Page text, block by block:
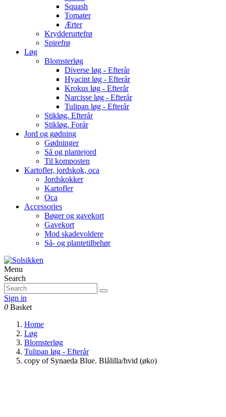
Squash
Tomater
Ærter
Krydderurtefrø
Spirefrø
Løg
Blomsterløg
Diverse løg - Efterår
Hyacint løg - Efterår
Krokus løg - Efterår
Narcisse løg - Efterår
Tulipan løg - Efterår
Stikløg. Efterår
Stikløg. Forår
Jord og gødning
Gødninger
Så og plantejord
Til komposten
Kartofler, jordskok, oca
Jordskokker
Kartofler
Oca
Accessories
Bøger og gavekort
Gavekort
Mod skadevoldere
Så- og plantetilbehør
Menu
Search
Sign in
0 Basket
Home
Løg
Blomsterløg
Tulipan løg - Efterår
copy of Synaeda Blue. Blålilla/hvid (øko)